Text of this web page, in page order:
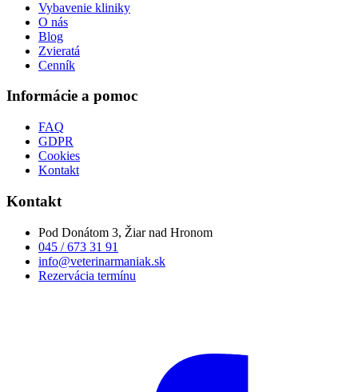
Vybavenie kliniky
O nás
Blog
Zvieratá
Cenník
Informácie a pomoc
FAQ
GDPR
Cookies
Kontakt
Kontakt
Pod Donátom 3, Žiar nad Hronom
045 / 673 31 91
info@veterinarmaniak.sk
Rezervácia termínu